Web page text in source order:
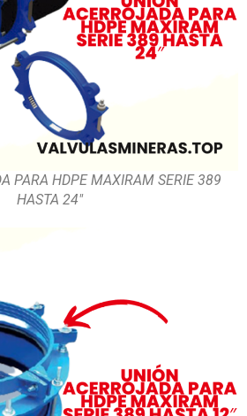
PARA HDPE MAXIRAM SERIE 389
HASTA 24″